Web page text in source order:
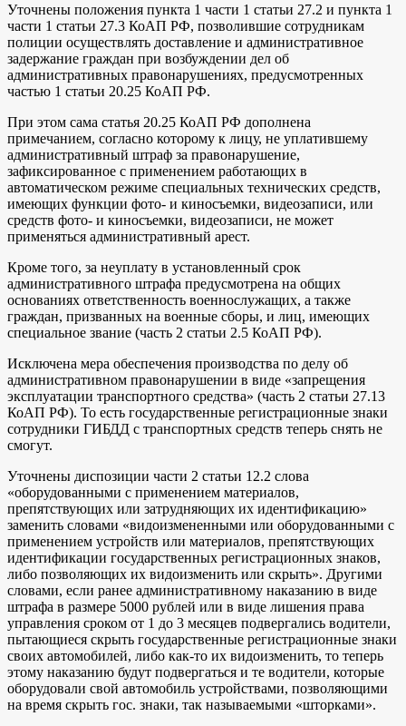
Уточнены положения пункта 1 части 1 статьи 27.2 и пункта 1
части 1 статьи 27.3 КоАП РФ, позволившие сотрудникам
полиции осуществлять доставление и административное
задержание граждан при возбуждении дел об
административных правонарушениях, предусмотренных
частью 1 статьи 20.25 КоАП РФ.
При этом сама статья 20.25 КоАП РФ дополнена
примечанием, согласно которому к лицу, не уплатившему
административный штраф за правонарушение,
зафиксированное с применением работающих в
автоматическом режиме специальных технических средств,
имеющих функции фото- и киносъемки, видеозаписи, или
средств фото- и киносъемки, видеозаписи, не может
применяться административный арест.
Кроме того, за неуплату в установленный срок
административного штрафа предусмотрена на общих
основаниях ответственность военнослужащих, а также
граждан, призванных на военные сборы, и лиц, имеющих
специальное звание (часть 2 статьи 2.5 КоАП РФ).
Исключена мера обеспечения производства по делу об
административном правонарушении в виде «запрещения
эксплуатации транспортного средства» (часть 2 статьи 27.13
КоАП РФ). То есть государственные регистрационные знаки
сотрудники ГИБДД с транспортных средств теперь снять не
смогут.
Уточнены диспозиции части 2 статьи 12.2 слова
«оборудованными с применением материалов,
препятствующих или затрудняющих их идентификацию»
заменить словами «видоизмененными или оборудованными с
применением устройств или материалов, препятствующих
идентификации государственных регистрационных знаков,
либо позволяющих их видоизменить или скрыть». Другими
словами, если ранее административному наказанию в виде
штрафа в размере 5000 рублей или в виде лишения права
управления сроком от 1 до 3 месяцев подвергались водители,
пытающиеся скрыть государственные регистрационные знаки
своих автомобилей, либо как-то их видоизменить, то теперь
этому наказанию будут подвергаться и те водители, которые
оборудовали свой автомобиль устройствами, позволяющими
на время скрыть гос. знаки, так называемыми «шторками».